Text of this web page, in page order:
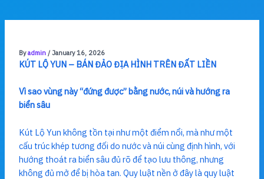
Byadmin / January 16, 2026
KÚT LỘ YUN – BÁN ĐẢO ĐỊA HÌNH TRÊN ĐẤT LIỀN
Vì sao vùng này “đứng được” bằng nước, núi và hướng ra
biển sâu
Kút Lộ Yun không tồn tại như một điểm nổi, mà như một
cấu trúc khép tương đối do nước và núi cùng định hình, với
hướng thoát ra biển sâu đủ rõ để tạo lưu thông, nhưng
không đủ mở để bị hòa tan. Quy luật nền ở đây là quy luật